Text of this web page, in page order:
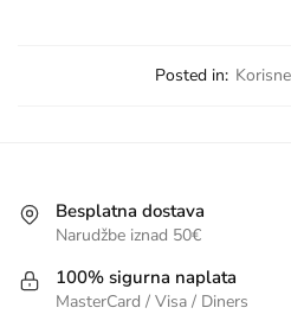
Posted in:
Besplatna dostava
Narudžbe iznad 50€
100% sigurna naplata
MasterCard / Visa / Diners